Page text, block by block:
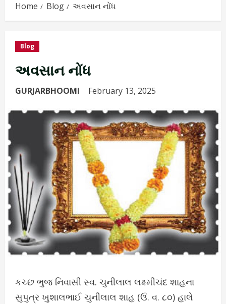
Home Blog અવસાન નોંધ
Blog
અવસાન નોંધ
GURJARBHOOMI February 13, 2025
કચ્છ ભુજ નિવાસી સ્વ. ચુનીલાલ લક્ષ્મીચંદ શાહના
સુપુત્ર ખુશાલભાઈ ચુનીલાલ શાહ (ઉં. વ. ૮૦) હાલે